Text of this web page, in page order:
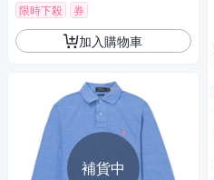
限時下殺 券
加入購物車
補貨中